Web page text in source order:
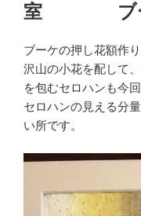
室 ブーケ
ブーケの押し花額作
沢山の小花を配して
を包むセロハンも今
セロハンの見える分
い所です。